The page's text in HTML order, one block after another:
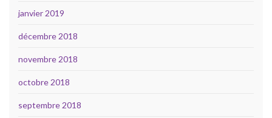
janvier 2019
décembre 2018
novembre 2018
octobre 2018
septembre 2018